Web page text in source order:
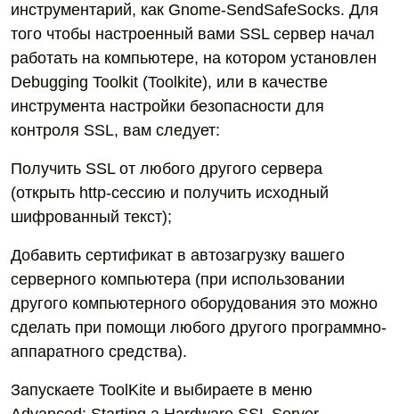
инструментарий, как Gnome-SendSafeSocks. Для
того чтобы настроенный вами SSL сервер начал
работать на компьютере, на котором установлен
Debugging Toolkit (Toolkite), или в качестве
инструмента настройки безопасности для
контроля SSL, вам следует:
Получить SSL от любого другого сервера
(открыть http-сессию и получить исходный
шифрованный текст);
Добавить сертификат в автозагрузку вашего
серверного компьютера (при использовании
другого компьютерного оборудования это можно
сделать при помощи любого другого программно-
аппаратного средства).
Запускаете ToolKite и выбираете в меню